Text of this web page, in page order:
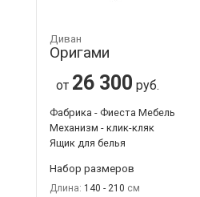
Диван
Оригами
от 26 300 руб.
Фабрика - Фиеста Мебель
Механизм - клик-кляк
Ящик для белья
Набор размеров
Длина: 140 - 210